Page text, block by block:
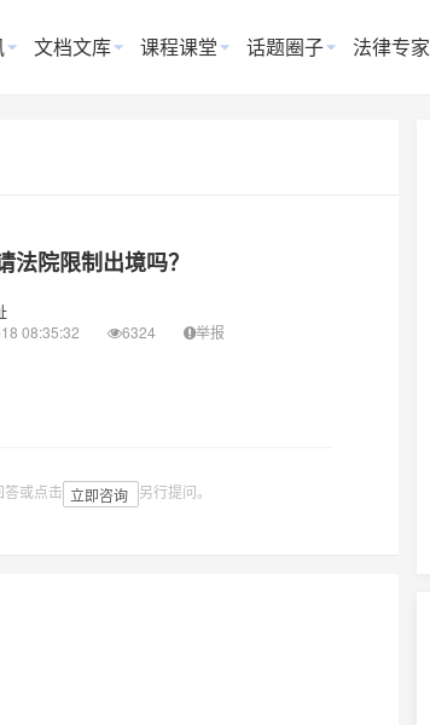
文档文库 课程课堂 话题圈子 法律专家
院限制出境吗？
08:35:32 6324 举报
或点击 立即咨询 另行提问。